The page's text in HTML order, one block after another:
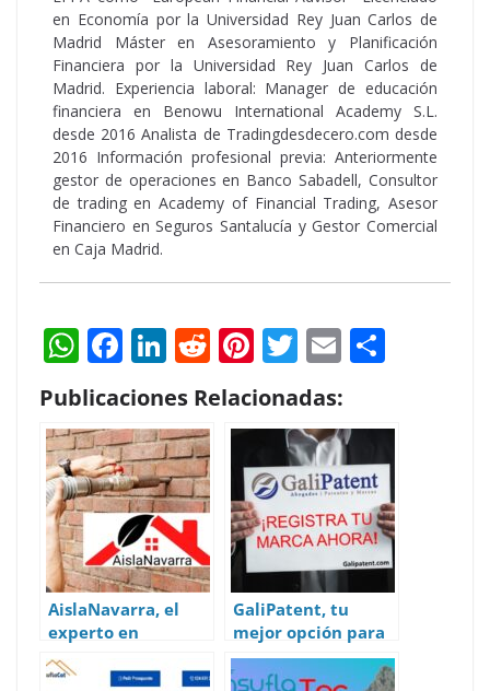
en Economía por la Universidad Rey Juan Carlos de
Madrid Máster en Asesoramiento y Planificación
Financiera por la Universidad Rey Juan Carlos de
Madrid. Experiencia laboral: Manager de educación
financiera en Benowu International Academy S.L.
desde 2016 Analista de Tradingdesdecero.com desde
2016 Información profesional previa: Anteriormente
gestor de operaciones en Banco Sabadell, Consultor
de trading en Academy of Financial Trading, Asesor
Financiero en Seguros Santalucía y Gestor Comercial
en Caja Madrid.
W
h
at
s
A
p
p
F
ac
e
b
o
o
k
Li
k
e
dI
n
R
e
d
Pi
nt
er
st
T
w
itt
er
E
ai
l
Publicaciones Relacionadas:
AislaNavarra, el
experto en
aislamiento
térmico por
GaliPatent, tu
mejor opción para
registrar online
una marca